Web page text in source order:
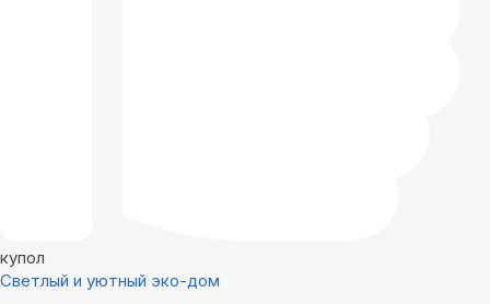
купол
Светлый и уютный эко-дом